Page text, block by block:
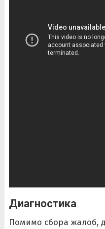
Диагностика
Помимо сбора жалоб,